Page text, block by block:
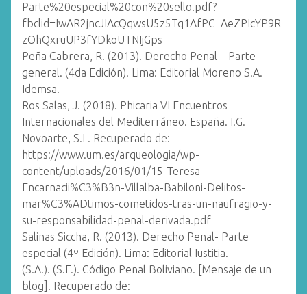
Parte%20especial%20con%20sello.pdf?
fbclid=IwAR2jncJIAcQqwsU5z5Tq1AfPC_AeZPIcYP9R
zOhQxruUP3fYDkoUTNIjGps
Peña Cabrera, R. (2013). Derecho Penal – Parte
general. (4da Edición). Lima: Editorial Moreno S.A.
Idemsa.
Ros Salas, J. (2018). Phicaria VI Encuentros
Internacionales del Mediterráneo. España. I.G.
Novoarte, S.L. Recuperado de:
https://www.um.es/arqueologia/wp-
content/uploads/2016/01/15-Teresa-
Encarnacii%C3%B3n-Villalba-Babiloni-Delitos-
mar%C3%ADtimos-cometidos-tras-un-naufragio-y-
su-responsabilidad-penal-derivada.pdf
Salinas Siccha, R. (2013). Derecho Penal- Parte
especial (4º Edición). Lima: Editorial Iustitia.
(S.A.). (S.F.). Código Penal Boliviano. [Mensaje de un
blog]. Recuperado de: